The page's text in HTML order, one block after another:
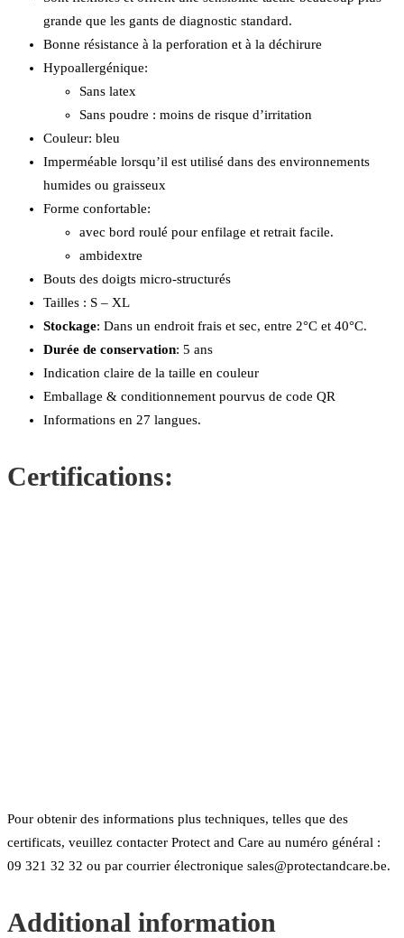
grande que les gants de diagnostic standard.
Bonne résistance à la perforation et à la déchirure
Hypoallergénique:
Sans latex
Sans poudre : moins de risque d’irritation
Couleur: bleu
Imperméable lorsqu’il est utilisé dans des environnements
humides ou graisseux
Forme confortable:
avec bord roulé pour enfilage et retrait facile.
ambidextre
Bouts des doigts micro-structurés
Tailles : S – XL
Stockage: Dans un endroit frais et sec, entre 2°C et 40°C.
Durée de conservation: 5 ans
Indication claire de la taille en couleur
Emballage & conditionnement pourvus de code QR
Informations en 27 langues.
Certifications:
Pour obtenir des informations plus techniques, telles que des
certificats, veuillez contacter Protect and Care au numéro général :
09 321 32 32 ou par courrier électronique sales@protectandcare.be.
Additional information